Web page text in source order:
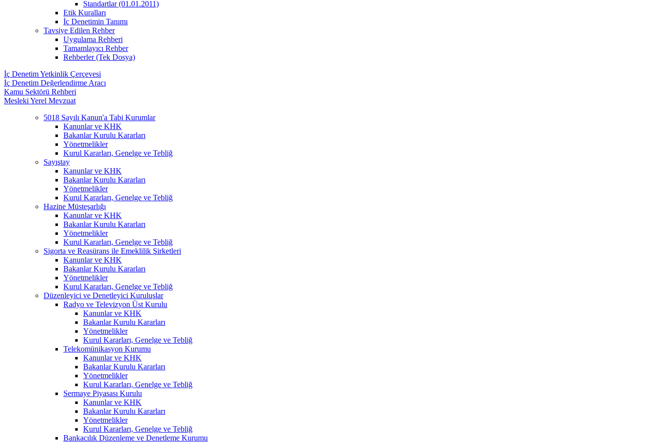
Standartlar (01.01.2011)
Etik Kuralları
İç Denetimin Tanımı
Tavsiye Edilen Rehber
Uygulama Rehberi
Tamamlayıcı Rehber
Rehberler (Tek Dosya)
İç Denetim Yetkinlik Çerçevesi
İç Denetim Değerlendirme Aracı
Kamu Sektörü Rehberi
Mesleki Yerel Mevzuat
5018 Sayılı Kanun'a Tabi Kurumlar
Kanunlar ve KHK
Bakanlar Kurulu Kararları
Yönetmelikler
Kurul Kararları, Genelge ve Tebliğ
Sayıştay
Kanunlar ve KHK
Bakanlar Kurulu Kararları
Yönetmelikler
Kurul Kararları, Genelge ve Tebliğ
Hazine Müsteşarlığı
Kanunlar ve KHK
Bakanlar Kurulu Kararları
Yönetmelikler
Kurul Kararları, Genelge ve Tebliğ
Sigorta ve Reasürans ile Emeklilik Şirketleri
Kanunlar ve KHK
Bakanlar Kurulu Kararları
Yönetmelikler
Kurul Kararları, Genelge ve Tebliğ
Düzenleyici ve Denetleyici Kuruluşlar
Radyo ve Televizyon Üst Kurulu
Kanunlar ve KHK
Bakanlar Kurulu Kararları
Yönetmelikler
Kurul Kararları, Genelge ve Tebliğ
Telekomünikasyon Kurumu
Kanunlar ve KHK
Bakanlar Kurulu Kararları
Yönetmelikler
Kurul Kararları, Genelge ve Tebliğ
Sermaye Piyasası Kurulu
Kanunlar ve KHK
Bakanlar Kurulu Kararları
Yönetmelikler
Kurul Kararları, Genelge ve Tebliğ
Bankacılık Düzenleme ve Denetleme Kurumu